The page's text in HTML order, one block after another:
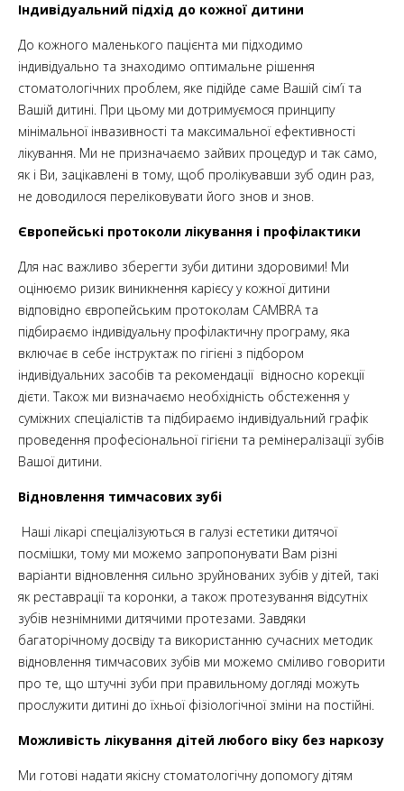
Індивідуальний підхід до кожної дитини
До кожного маленького пацієнта ми підходимо
індивідуально та знаходимо оптимальне рішення
стоматологічних проблем, яке підійде саме Вашій сім’ї та
Вашій дитині. При цьому ми дотримуємося принципу
мінімальної інвазивності та максимальної ефективності
лікування. Ми не призначаємо зайвих процедур и так само,
як і Ви, зацікавлені в тому, щоб пролікувавши зуб один раз,
не доводилося переліковувати його знов и знов.
Європейські протоколи лікування і профілактики
Для нас важливо зберегти зуби дитини здоровими! Ми
оцінюємо ризик виникнення карієсу у кожної дитини
відповідно європейським протоколам CAMBRA та
підбираємо індивідуальну профілактичну програму, яка
включає в себе інструктаж по гігієні з підбором
індивідуальних засобів та рекомендації відносно корекції
дієти. Також ми визначаємо необхідність обстеження у
суміжних спеціалістів та підбираємо індивідуальний графік
проведення професіональної гігієни та ремінералізації зубів
Вашої дитини.
Відновлення тимчасових зубі
Наші лікарі спеціалізуються в галузі естетики дитячої
посмішки, тому ми можемо запропонувати Вам різні
варіанти відновлення сильно зруйнованих зубів у дітей, такі
як реставрації та коронки, а також протезування відсутніх
зубів незнімними дитячими протезами. Завдяки
багаторічному досвіду та використанню сучасних методик
відновлення тимчасових зубів ми можемо сміливо говорити
про те, що штучні зуби при правильному догляді можуть
прослужити дитині до їхньої фізіологічної зміни на постійні.
Можливість лікування дітей любого віку без наркозу
Ми готові надати якісну стоматологічну допомогу дітям